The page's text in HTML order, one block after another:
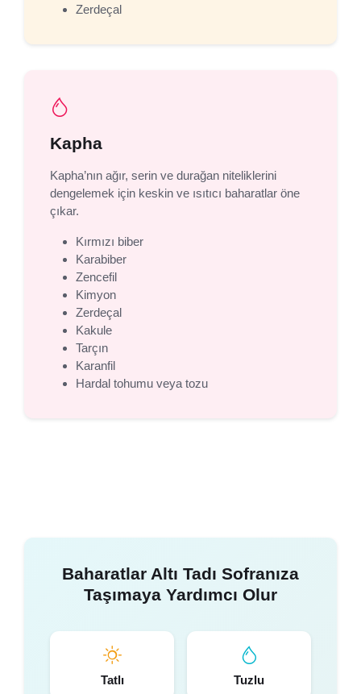
Zerdeçal
Kapha
Kapha’nın ağır, serin ve durağan niteliklerini
dengelemek için keskin ve ısıtıcı baharatlar öne
çıkar.
Kırmızı biber
Karabiber
Zencefil
Kimyon
Zerdeçal
Kakule
Tarçın
Karanfil
Hardal tohumu veya tozu
Baharatlar Altı Tadı Sofranıza
Taşımaya Yardımcı Olur
Tatlı Tuzlu